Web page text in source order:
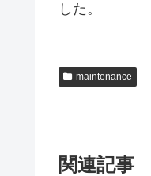
した。
maintenance
関連記事